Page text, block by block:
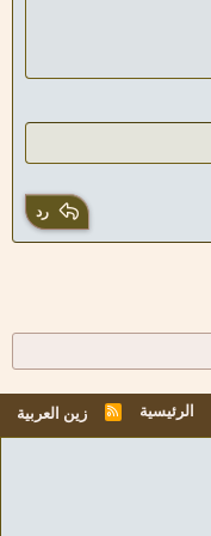
الرئيسية
R
زين العربية